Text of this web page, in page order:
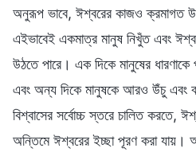
অনুরূপ ভাবে, ঈশ্বরের কাজও ক্রমাগত
এইভাবেই একমাত্র মানুষ নিখুঁত এবং
উঠতে পারে। এক দিকে মানুষের ধারণাকে
এবং অন্য দিকে মানুষকে আরও উঁচু এবং
বিশ্বাসের সর্বোচ্চ স্তরে চালিত করতে,
অন্তিমে ঈশ্বরের ইচ্ছা পূরণ করা যায়।